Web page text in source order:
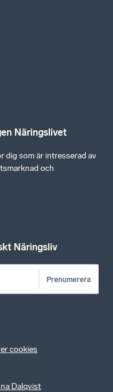
Näringslivet
dig som är intresserad av
och
Näringsliv
Prenumerera
cookies
Dalqvist